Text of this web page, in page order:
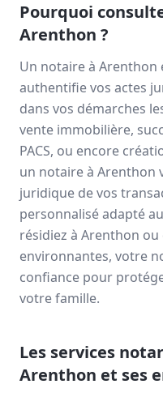
Pourquoi
Arenthon ?
Un notaire à Arenthon
authentifie vos actes
dans vos démarches
vente immobilière,
PACS, ou encore
un notaire à Arenthon
juridique de vos
personnalisé adapté
résidiez à Arenthon ou
environnantes, votre
confiance pour
votre famille.
Les services
Arenthon et ses